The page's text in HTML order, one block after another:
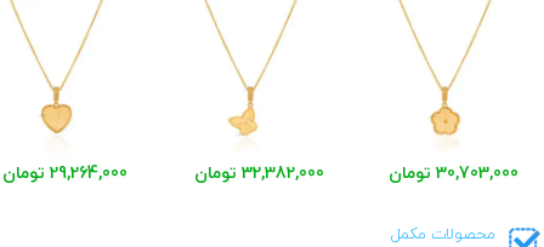
30,703,000 تومان 32,382,000 تومان 29,264,000 تومان
محصولات مکمل